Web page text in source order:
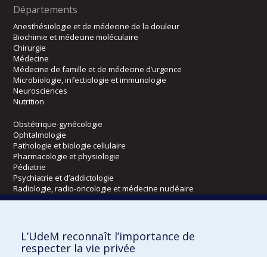
Départements
Anesthésiologie et de médecine de la douleur
Biochimie et médecine moléculaire
Chirurgie
Médecine
Médecine de famille et de médecine d’urgence
Microbiologie, infectiologie et immunologie
Neurosciences
Nutrition
Obstétrique-gynécologie
Ophtalmologie
Pathologie et biologie cellulaire
Pharmacologie et physiologie
Pédiatrie
Psychiatrie et d’addictologie
Radiologie, radio-oncologie et médecine nucléaire
Kinésiologie et des sciences de l’activité physique
L’UdeM reconnaît l’importance de
respecter la vie privée